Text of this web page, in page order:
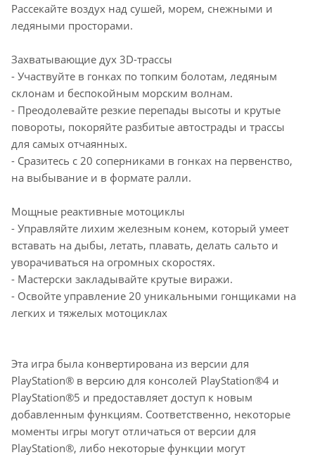
Рассекайте воздух над сушей, морем, снежными и
ледяными просторами.
Захватывающие дух 3D-трассы
- Участвуйте в гонках по топким болотам, ледяным
склонам и беспокойным морским волнам.
- Преодолевайте резкие перепады высоты и крутые
повороты, покоряйте разбитые автострады и трассы
для самых отчаянных.
- Сразитесь с 20 соперниками в гонках на первенство,
на выбывание и в формате ралли.
Мощные реактивные мотоциклы
- Управляйте лихим железным конем, который умеет
вставать на дыбы, летать, плавать, делать сальто и
уворачиваться на огромных скоростях.
- Мастерски закладывайте крутые виражи.
- Освойте управление 20 уникальными гонщиками на
легких и тяжелых мотоциклах
Эта игра была конвертирована из версии для
PlayStation® в версию для консолей PlayStation®4 и
PlayStation®5 и предоставляет доступ к новым
добавленным функциям. Соответственно, некоторые
моменты игры могут отличаться от версии для
PlayStation®, либо некоторые функции могут